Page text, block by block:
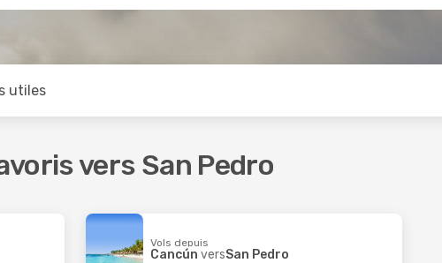
utiles
vers San Pedro
Vols depuis
CancúnversSan Pedro